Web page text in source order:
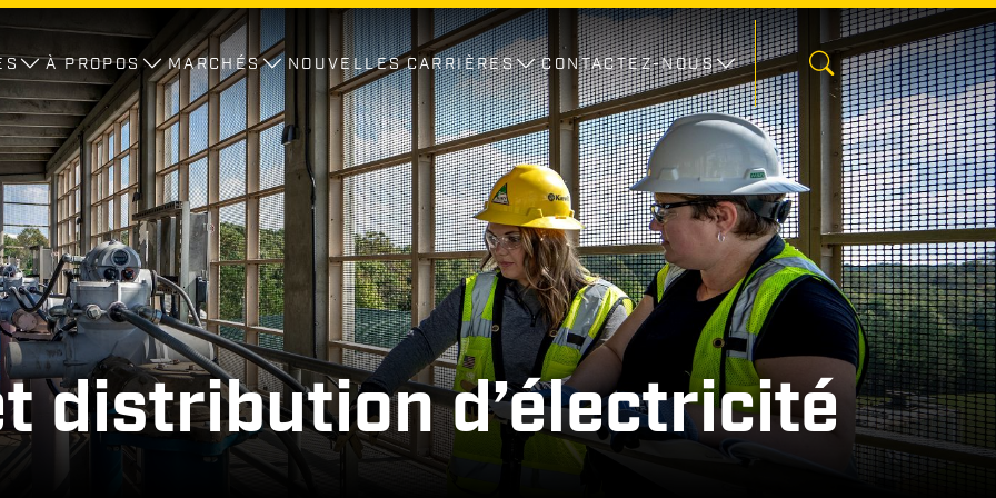
À PROPOS MARCHÉS NOUVELLES CARRIÈRES CONTACTEZ-NOUS
distribution d’électricité